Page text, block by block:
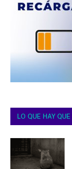
LO QUE HAY QUE